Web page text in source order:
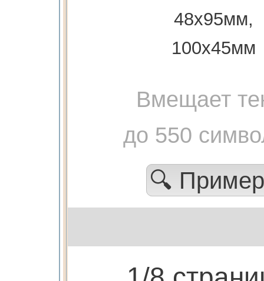
48х95мм,
100х45мм
Вмещает
до 550
🔍